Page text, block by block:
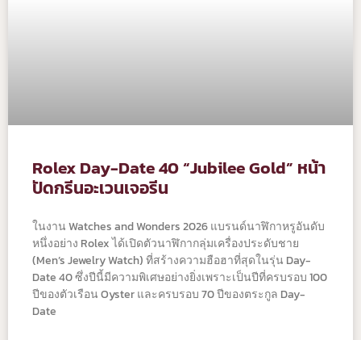
Rolex Day-Date 40 “Jubilee Gold” หน้า
ปัดกรีนอะเวนเจอรีน
ในงาน Watches and Wonders 2026 แบรนด์นาฬิกาหรูอันดับ
หนึ่งอย่าง Rolex ได้เปิดตัวนาฬิกากลุ่มเครื่องประดับชาย
(Men’s Jewelry Watch) ที่สร้างความฮือฮาที่สุดในรุ่น Day-
Date 40 ซึ่งปีนี้มีความพิเศษอย่างยิ่งเพราะเป็นปีที่ครบรอบ 100
ปีของตัวเรือน Oyster และครบรอบ 70 ปีของตระกูล Day-
Date